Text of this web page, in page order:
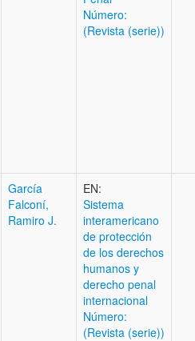
Número:
(Revista (serie))
García
Falconí,
Ramiro J.
EN:
Sistema
interamericano
de protección
de los derechos
humanos y
derecho penal
internacional
Número:
(Revista (serie))